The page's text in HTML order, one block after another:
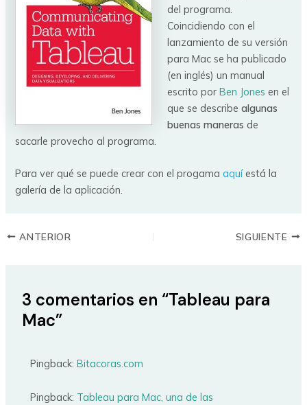
del programa.
Coincidiendo con el
lanzamiento de su versión
para Mac se ha publicado
(en inglés) un manual
escrito porBen Jones en el
que se describealgunas
buenas maneras de
sacarle provecho al programa.
Para ver qué se puede crear con el progamaaquí está la
galería de la aplicación.
ANTERIOR SIGUIENTE
3 comentarios en “Tableau para
Mac”
Pingback:Bitacoras.com
Pingback: Tableau para Mac, una de las